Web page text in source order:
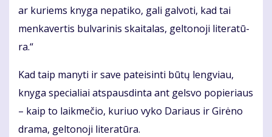
ar ku­riems kny­ga ne­pa­ti­ko, ga­li gal­vo­ti, kad tai
men­ka­ver­tis bul­va­ri­nis skai­ta­las, gel­to­no­ji li­te­ra­tū­
ra.“
Kad taip ma­ny­ti ir sa­ve pa­tei­sin­ti bū­tų leng­viau,
kny­ga spe­cia­liai at­spaus­din­ta ant gels­vo po­pie­riaus
– kaip to laik­me­čio, ku­riuo vy­ko Da­riaus ir Gi­rė­no
dra­ma, gel­to­no­ji li­te­ra­tū­ra.